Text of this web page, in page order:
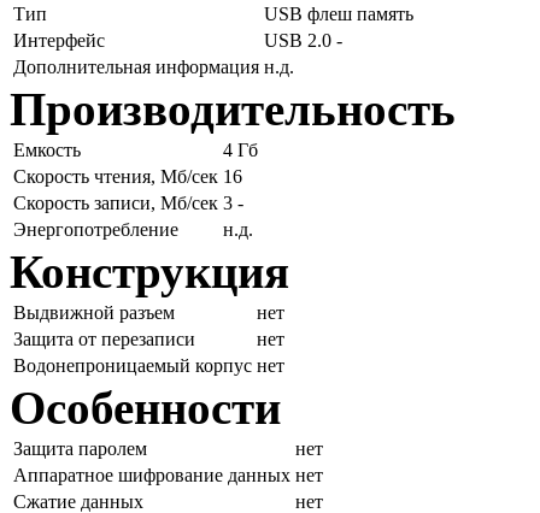
Тип
USB флеш память
Интерфейс
USB 2.0 -
Дополнительная информация н.д.
Производительность
Емкость
4 Гб
Скорость чтения, Мб/сек 16
Скорость записи, Мб/сек 3 -
Энергопотребление
н.д.
Конструкция
Выдвижной разъем
нет
Защита от перезаписи
нет
Водонепроницаемый корпус нет
Особенности
Защита паролем
нет
Аппаратное шифрование данных нет
Сжатие данных
нет